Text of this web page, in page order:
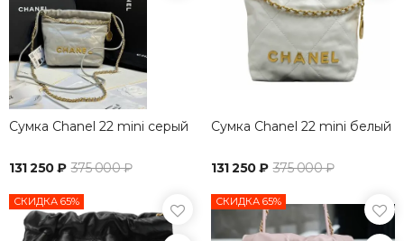
Сумка Chanel 22 mini серый
131 250 ₽ 375 000 ₽
Сумка Chanel 22 mini белый
131 250 ₽ 375 000 ₽
СКИДКА 65% СКИДКА 65%